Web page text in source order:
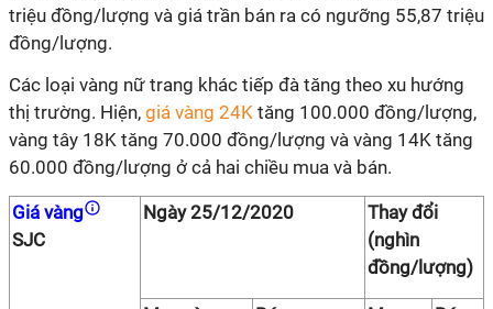
triệu đồng/lượng và giá trần bán ra có ngưỡng 55,87 triệu
đồng/lượng.
Các loại vàng nữ trang khác tiếp đà tăng theo xu hướng
thị trường. Hiện, giá vàng 24K tăng 100.000 đồng/lượng,
vàng tây 18K tăng 70.000 đồng/lượng và vàng 14K tăng
60.000 đồng/lượng ở cả hai chiều mua và bán.
Giá vàng
SJC
Ngày 25/12/2020
Thay đổi
(nghìn
đồng/lượng)